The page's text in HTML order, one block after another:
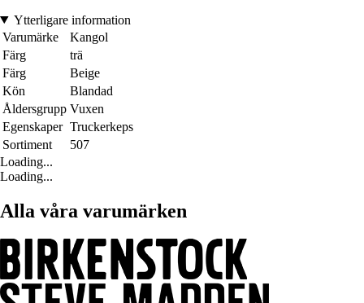
Ytterligare information
Varumärke
Kangol
Färg
trä
Färg
Beige
Kön
Blandad
Åldersgrupp Vuxen
Egenskaper Truckerkeps
Sortiment
507
Loading...
Loading...
Alla våra varumärken